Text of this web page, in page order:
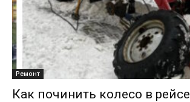
Ремонт
Как починить колесо в рейсе